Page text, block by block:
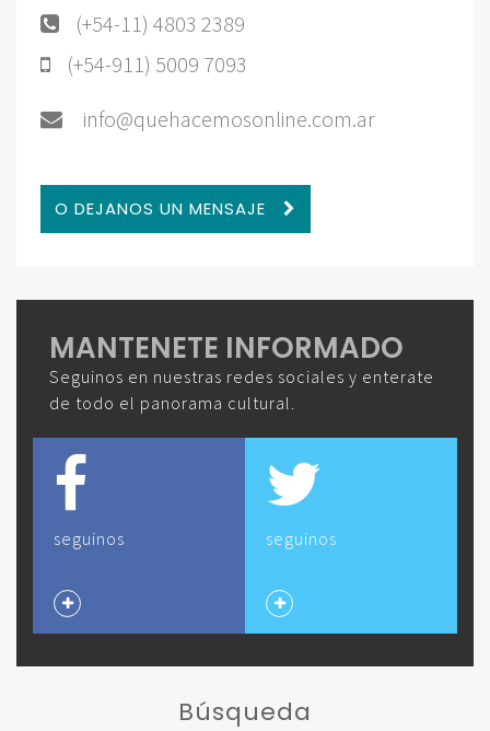
(+54-11) 4803 2389
(+54-911) 5009 7093
info@quehacemosonline.com.ar
O DEJANOS UN MENSAJE
MANTENETE INFORMADO
Seguinos en nuestras redes sociales y enterate
de todo el panorama cultural.
seguinos seguinos
Búsqueda